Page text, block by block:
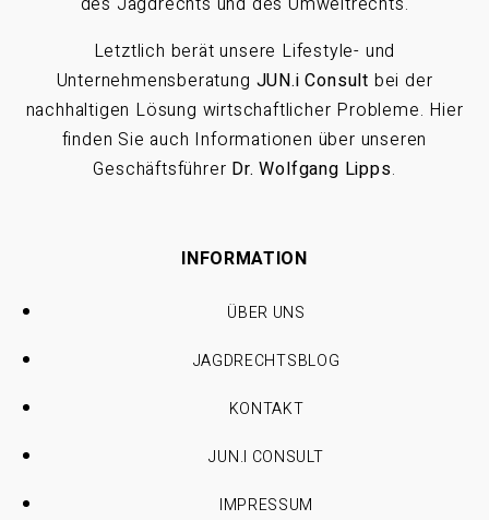
Letztlich berät unsere Lifestyle- und
Unternehmensberatung JUN.i Consult bei der
nachhaltigen Lösung wirtschaftlicher Probleme. Hier
finden Sie auch Informationen über unseren
Geschäftsführer Dr. Wolfgang Lipps.
INFORMATION
ÜBER UNS
JAGDRECHTSBLOG
KONTAKT
JUN.I CONSULT
IMPRESSUM